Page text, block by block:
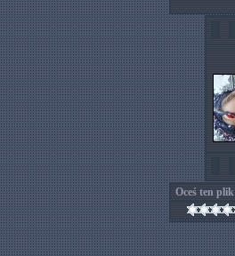
Oceś ten plik